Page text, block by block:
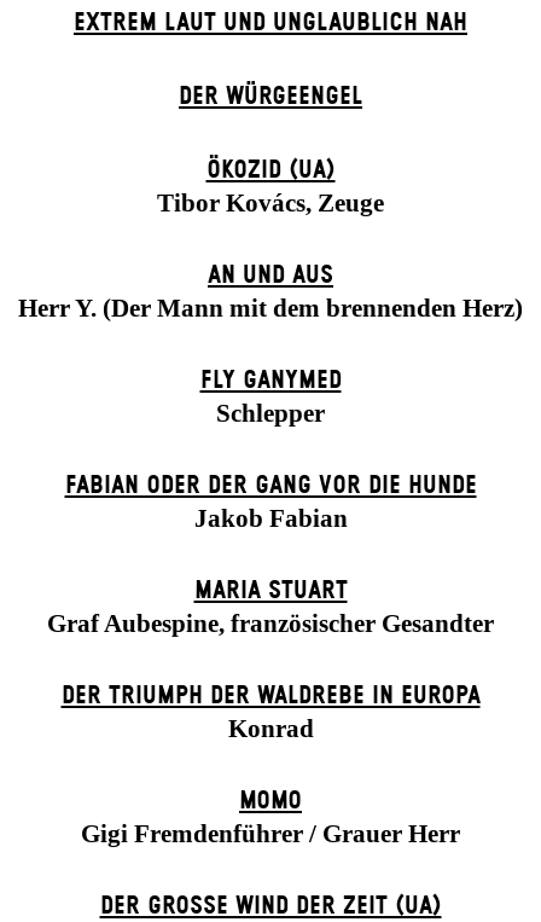
EXTREM LAUT UND UNGLAUBLICH NAH
DER WÜR­GE­ENG­EL
ÖKOZID (UA)
Tibor Kovács, Zeuge
AN UND AUS
Herr Y. (Der Mann mit dem brennenden Herz)
FLY GANYMED
Schlepper
FABIAN ODER DER GANG VOR DIE HUNDE
Jakob Fabian
MARIA STUART
Graf Aubespine, französischer Gesandter
DER TRIUMPH DER WALDREBE IN EUROPA
Konrad
MOMO
Gigi Fremdenführer / Grauer Herr
DER GROSSE WIND DER ZEIT (UA)